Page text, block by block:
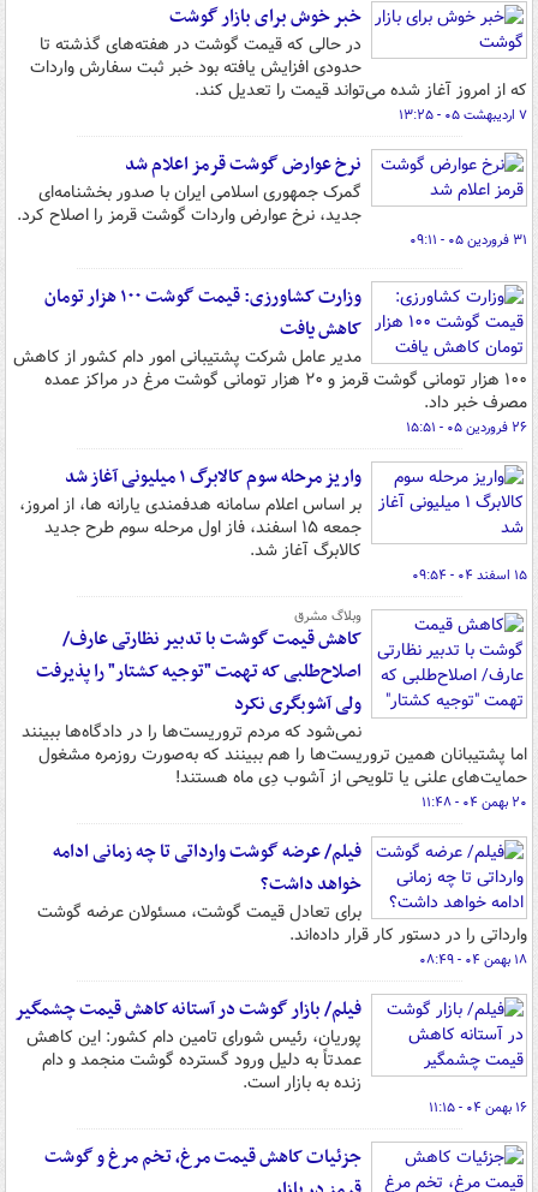
خبر خوش برای بازار گوشت
در حالی که قیمت گوشت در هفته‌های گذشته تا
حدودی افزایش یافته بود خبر ثبت سفارش واردات
که از امروز آغاز شده می‌تواند قیمت را تعدیل کند.
۷ اردیبهشت ۰۵ - ۱۳:۲۵
نرخ عوارض گوشت قرمز اعلام شد
گمرک جمهوری اسلامی ایران با صدور بخشنامه‌ای
جدید، نرخ عوارض واردات گوشت قرمز را اصلاح کرد.
۳۱ فروردین ۰۵ - ۰۹:۱۱
وزارت کشاورزی: قیمت گوشت ۱۰۰ هزار تومان
کاهش یافت
مدیر عامل شرکت پشتیبانی امور دام کشور از کاهش
۱۰۰ هزار تومانی گوشت قرمز و ۲۰ هزار تومانی گوشت مرغ در مراکز عمده
مصرف خبر داد.
۲۶ فروردین ۰۵ - ۱۵:۵۱
واریز مرحله سوم کالابرگ ۱ میلیونی آغاز شد
بر اساس اعلام سامانه هدفمندی یارانه ها، از امروز،
جمعه ۱۵ اسفند، فاز اول مرحله سوم طرح جدید
کالابرگ آغاز شد.
۱۵ اسفند ۰۴ - ۰۹:۵۴
وبلاگ مشرق
کاهش قیمت گوشت با تدبیر نظارتی عارف/
اصلاح‌طلبی که تهمت "توجیه کشتار" را پذیرفت
ولی آشوبگری نکرد
نمی‌شود که مردم تروریست‌ها را در دادگاه‌ها ببینند
اما پشتیبانان همین تروریست‌ها را هم ببینند که به‌صورت روزمره مشغول
حمایت‌های علنی یا تلویحی از آشوب دِی ماه هستند!
۲۰ بهمن ۰۴ - ۱۱:۴۸
فیلم/ عرضه گوشت وارداتی تا چه زمانی ادامه
خواهد داشت؟
برای تعادل قیمت گوشت، مسئولان عرضه گوشت
وارداتی را در دستور کار قرار داده‌اند.
۱۸ بهمن ۰۴ - ۰۸:۴۹
فیلم/ بازار گوشت در آستانه کاهش قیمت چشمگیر
پوریان، رئیس شورای تامین دام کشور: این کاهش
عمدتاً به دلیل ورود گسترده گوشت منجمد و دام
زنده به بازار است.
۱۶ بهمن ۰۴ - ۱۱:۱۵
جزئیات کاهش قیمت مرغ، تخم مرغ و گوشت